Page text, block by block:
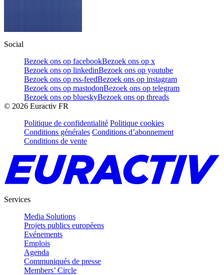
Social
Bezoek ons op facebookBezoek ons op x
Bezoek ons op linkedinBezoek ons op youtube
Bezoek ons op rss-feedBezoek ons op instagram
Bezoek ons op mastodonBezoek ons op telegram
Bezoek ons op blueskyBezoek ons op threads
© 2026 Euractiv FR
Politique de confidentialité Politique cookies
Conditions générales Conditions d’abonnement
Conditions de vente
Services
Media Solutions
Projets publics européens
Evénements
Emplois
Agenda
Communiqués de presse
Members’ Circle